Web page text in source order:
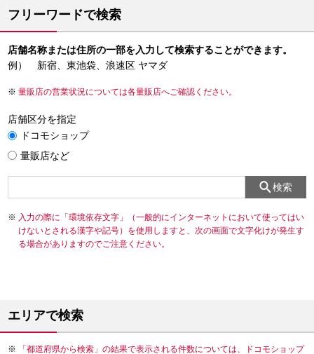
フリーワードで検索
店舗名称または住所の一部を入力して検索することができます。
例） 新宿、東池袋、浪速区 ヤマダ
量販店の営業状況については各量販店へご確認ください。
店舗区分を指定
ドコモショップ
量販店など
検索
入力の際に「環境依存文字」（一般的にインターネットにおいて使ってはい
けないとされる漢字や記号）を使用しますと、次の画面で文字化けが発生す
る場合がありますのでご注意ください。
エリアで検索
「都道府県から検索」の結果で表示される件数については、ドコモショップ